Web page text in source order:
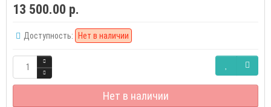
13 500.00 р.
Доступность: Нет в наличии
Нет в наличии